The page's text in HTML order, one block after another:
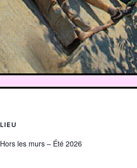
LIEU
Hors les murs – Été 2026